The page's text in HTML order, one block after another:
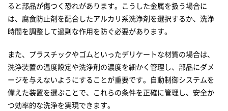
ると部品が傷つく恐れがあります。こうした金属を扱う場合に
は、腐食防止剤を配合したアルカリ系洗浄剤を選択するか、洗浄
時間を調整して過剰な作用を防ぐ必要があります。
また、プラスチックやゴムといったデリケートな材質の場合は、
洗浄装置の温度設定や洗浄剤の濃度を細かく管理し、部品にダメ
ージを与えないようにすることが重要です。自動制御システムを
備えた装置を選ぶことで、これらの条件を正確に管理し、安全か
つ効率的な洗浄を実現できます。